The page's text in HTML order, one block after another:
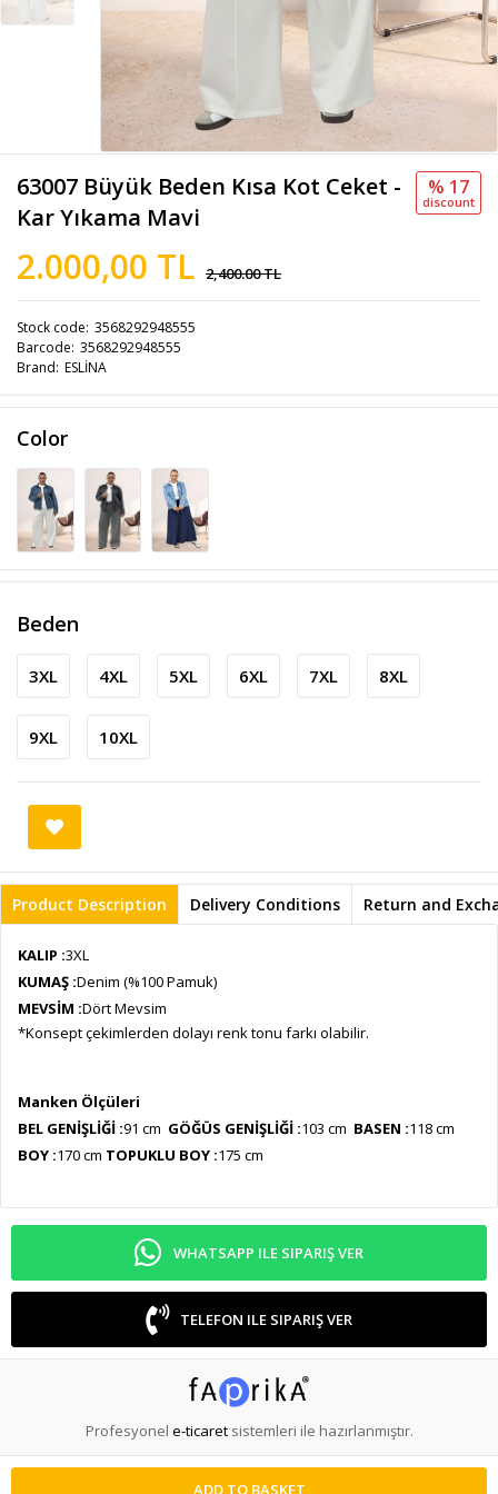
63007 Büyük Beden Kısa Kot Ceket -
Kar Yıkama Mavi
2.000,00 TL 2,400.00 TL
% 17
discount
Stock code 3568292948555
Barcode 3568292948555
Brand ESLİNA
Color
Beden
3XL 4XL 5XL 6XL 7XL 8XL
9XL 10XL
ADD TO BASKET
Product Description Delivery Conditions Return and
KALIP :3XL
KUMAŞ :Denim (%100 Pamuk)
MEVSİM :Dört Mevsim
*Konsept çekimlerden dolayı renk tonu farkı olabilir.
Manken Ölçüleri
BEL GENİŞLİĞİ :91 cm GÖĞÜS GENİŞLİĞİ :103 cm BASEN :118 cm
BOY :170 cm TOPUKLU BOY :175 cm
WHATSAPP ILE SIPARIŞ VER
TELEFON ILE SIPARIŞ VER
Profesyonel e-ticaretsistemleri ile hazırlanmıştır.